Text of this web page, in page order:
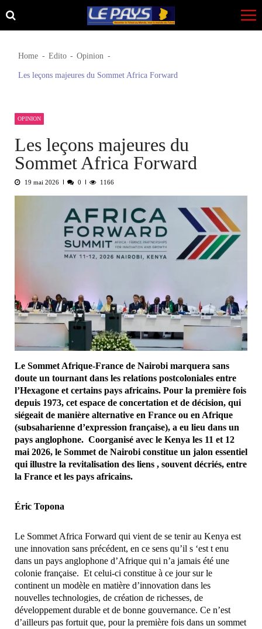
Skip
to
Skip
to
Home Edito Opinion
Les leçons majeures du Sommet Africa Forward
OPINION
Les leçons majeures du
Sommet Africa Forward
19 mai 2026 0 1166
Le Sommet Afrique-France de Nairobi marquera sans
doute un tournant dans les relations postcoloniales entre
l’Hexagone et certains pays africains. Pour la première fois
depuis 1973, cet espace de concertation et de décision, qui
siégeait de manière alternative en France ou en Afrique
(subsaharienne d’expression française), a eu lieu dans un
pays anglophone. Coorganisé avec le Kenya les 11 et 12
mai 2026, le Sommet de Nairobi constitue un jalon essentiel
qui illustre la revitalisation des liens , souvent décriés, entre
la France et les pays africains.
Éric Topona
Le Sommet Africa Forward qui vient de se tenir au Kenya est
une innovation sans précédent, en ce sens qu’il s ‘est t enu
dans un pays anglophone d’Afrique qui n’a jamais été une
colonie française. Et celui-ci constitue à ce jour sur le
continent un modèle en matière d’innovation dans les
nouvelles technologies, de création de richesses, de
développement durable et de bonne gouvernance. Ce n’est
d’ailleurs pas fortuit que, pour la première fois dans un sommet